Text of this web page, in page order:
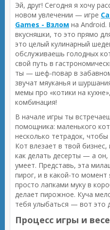
Эй, друг! Сегодня я хочу
новом увлечении — игре
Games - Взлом на
вкусняшки, то это прямо
это целый кулинарный
обслуживаешь голодных
свой путь в
ты — шеф-повар в
звучат мяуканья и
мемы про «котики на
комбинация!
В начале игры ты
помощника: маленького
несколько тетрадок,
Кот влезает в твой
как делать десерты — а он,
умеет. Представь, эта
пирог, и в какой-то
просто лапками муку в
делает пирожное. Куча
тебя улыбаться — вот это
Процесс игры и